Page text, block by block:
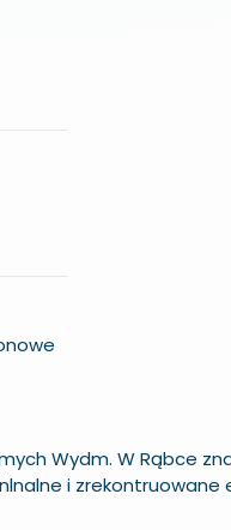
Wydm. W Rąbce
i zrekontruowane